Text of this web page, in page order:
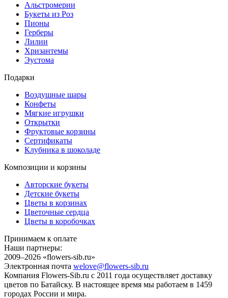
Альстромерии
Букеты из Роз
Пионы
Герберы
Лилии
Хризантемы
Эустома
Подарки
Воздушные шары
Конфеты
Мягкие игрушки
Открытки
Фруктовые корзины
Сертификаты
Клубника в шоколаде
Композиции и корзины
Авторские букеты
Детские букеты
Цветы в корзинах
Цветочные сердца
Цветы в коробочках
Принимаем к оплате
Наши партнеры:
2009–2026 «flowers-sib.ru»
Электронная почта welove@flowers-sib.ru
Компания Flowers-Sib.ru с 2011 года осуществляет доставку
цветов по Батайску. В настоящее время мы работаем в 1459
городах России и мира.